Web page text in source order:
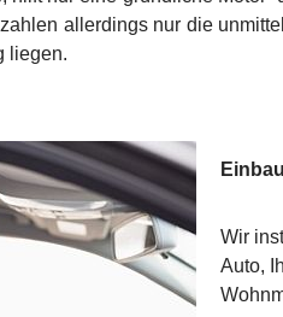
allerdings nur die
liegen.
Wir
Auto,